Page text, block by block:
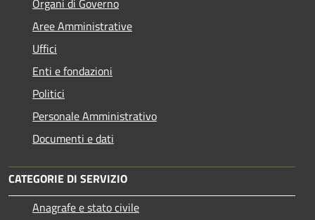
Organi di Governo
Aree Amministrative
Uffici
Enti e fondazioni
Politici
Personale Amministrativo
Documenti e dati
CATEGORIE DI SERVIZIO
Anagrafe e stato civile